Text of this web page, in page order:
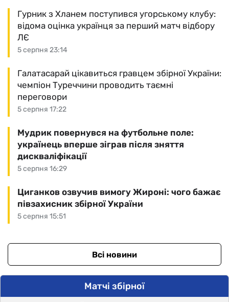
5 серпня 23:14
Гурник з Хланем поступився угорському клубу:
відома оцінка українця за перший матч відбору
ЛЄ
5 серпня 17:22
Галатасарай цікавиться гравцем збірної України:
чемпіон Туреччини проводить таємні
переговори
5 серпня 16:29
Мудрик повернувся на футбольне поле:
українець вперше зіграв після зняття
дискваліфікації
5 серпня 15:51
Циганков озвучив вимогу Жироні: чого бажає
півзахисник збірної України
Всі новини
Матчі збірної